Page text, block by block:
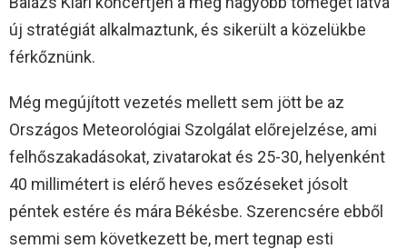
új stratégiát alkalmaztunk, és sikerült a közelükbe
férkőznünk.
Még megújított vezetés mellett sem jött be az
Országos Meteorológiai Szolgálat előrejelzése, ami
felhőszakadásokat, zivatarokat és 25-30, helyenként
40 millimétert is elérő heves esőzéseket jósolt
péntek estére és mára Békésbe. Szerencsére ebből
semmi sem következett be, mert tegnap esti